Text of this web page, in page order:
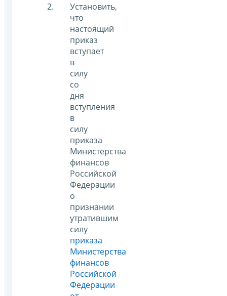
Установить,
что
настоящий
приказ
вступает
в
силу
со
дня
вступления
в
силу
приказа
Министерства
финансов
Российской
Федерации
о
признании
утратившим
силу
приказа
Министерства
финансов
Российской
Федерации